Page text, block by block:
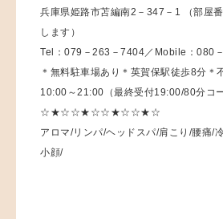
兵庫県姫路市苫編南2－347－1 （部屋
します）
Tel：079－263－7404／Mobile：080
＊無料駐車場あり＊英賀保駅徒歩8分＊
10:00～21:00（最終受付19:00/80分コー
☆★☆☆★☆☆★☆☆★☆
アロマ/リンパ/ヘッドスパ/肩こり/腰痛/
小顔/